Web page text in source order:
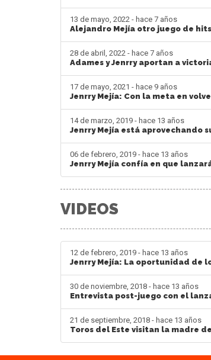
13 de mayo, 2022 - hace 7 años
Alejandro Mejía otro juego de
28 de abril, 2022 - hace 7 años
Adames y Jenrry aportan a
17 de mayo, 2021 - hace 9 años
Jenrry Mejía: Con la meta en
14 de marzo, 2019 - hace 13 años
Jenrry Mejía está aprovechando
06 de febrero, 2019 - hace 13 años
Jenrry Mejía confía en que
VIDEOS
12 de febrero, 2019 - hace 13 años
Jenrry Mejía: La oportunidad de
30 de noviembre, 2018 - hace 13 años
Entrevista post-juego con el
21 de septiembre, 2018 - hace 13 años
Toros del Este visitan la madre